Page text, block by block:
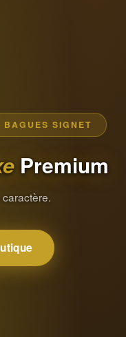
SIGNET
Premium